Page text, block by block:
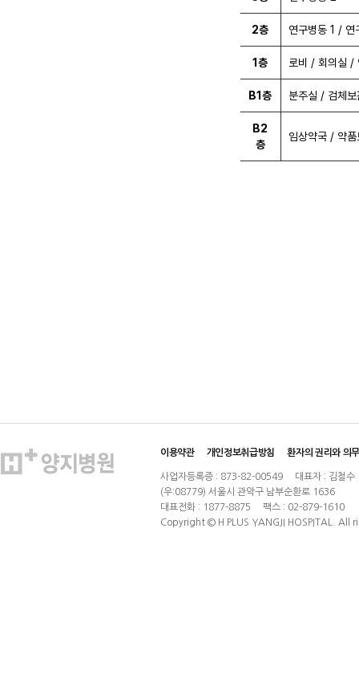
이용약관 개인정보취급방침 환자의 권리와 의무
사업자등록증 : 873-82-00549
대표자 : 김철수
(우:08779) 서울시 관악구 남부순환로 1636
대표전화 : 1877-8875
팩스 : 02-879-1610
Copyright © H PLUS YANGJI HOSPITAL. All